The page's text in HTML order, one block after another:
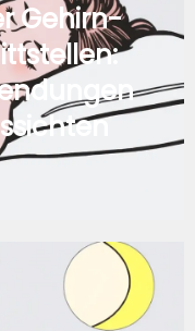
Gehirn-